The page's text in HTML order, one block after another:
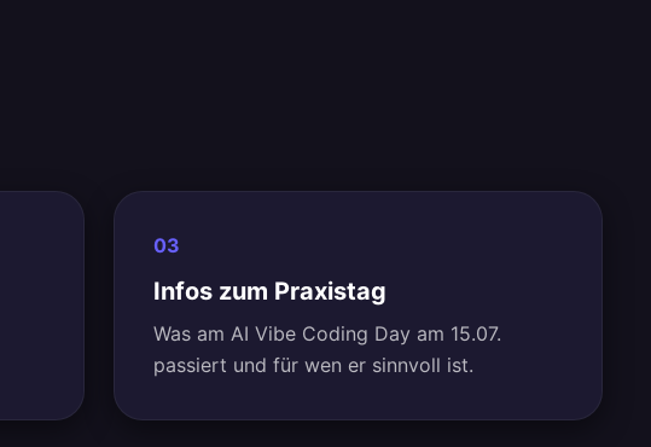
03
Infos zum Praxistag
Was am AI Vibe Coding Day am 15.07.
passiert und für wen er sinnvoll ist.